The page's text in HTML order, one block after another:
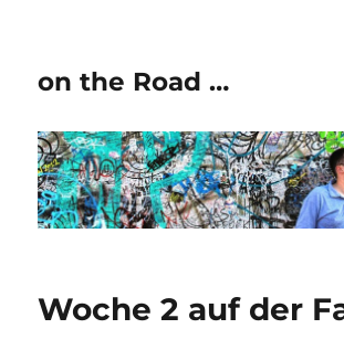
on the Road …
Woche 2 auf der